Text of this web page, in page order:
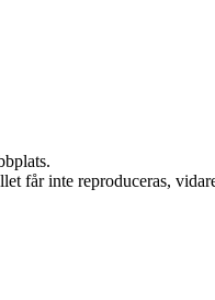
får inte reproduceras,